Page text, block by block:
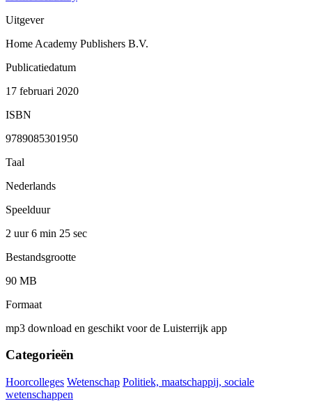
Uitgever
Home Academy Publishers B.V.
Publicatiedatum
17 februari 2020
ISBN
9789085301950
Taal
Nederlands
Speelduur
2 uur 6 min 25 sec
Bestandsgrootte
90 MB
Formaat
mp3 download en geschikt voor de Luisterrijk app
Categorieën
Hoorcolleges Wetenschap Politiek, maatschappij, sociale
wetenschappen